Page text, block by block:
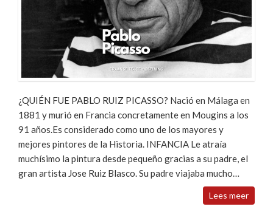
¿QUIÉN FUE PABLO RUIZ PICASSO? Nació en Málaga en
1881 y murió en Francia concretamente en Mougins a los
91 años.Es considerado como uno de los mayores y
mejores pintores de la Historia. INFANCIA Le atraía
muchísimo la pintura desde pequeño gracias a su padre, el
gran artista Jose Ruiz Blasco. Su padre viajaba mucho…
Lees meer